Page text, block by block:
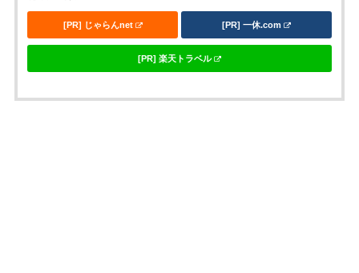
[PR] じゃらんnet [PR] 一休.com
[PR] 楽天トラベル